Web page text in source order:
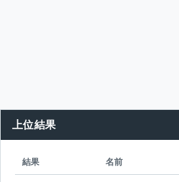
上位結果
結果 名前